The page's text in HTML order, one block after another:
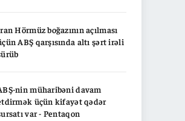
Hörmüz boğazının açılması
ABŞ qarşısında altı şərt irəli
nin müharibəni davam
üçün kifayət qədər
var - Pentaqon